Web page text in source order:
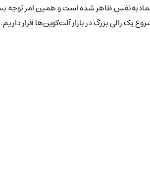
ظاهر شده است و همین امر توجه
یک رالی بزرگ در بازار آلت‌کوین‌ها قرار داریم.